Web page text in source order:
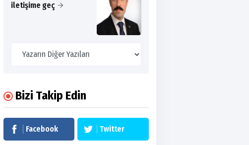
iletişime geç
Bizi Takip Edin
Facebook Twitter